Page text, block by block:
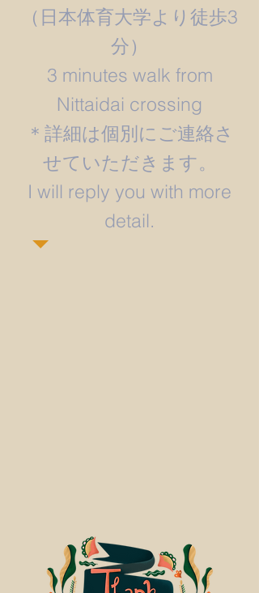
​（日本体育大学より徒歩3
分）
3 minutes walk from
Nittaidai crossing
＊詳細は個別にご連絡さ
せていただきます。
​I will reply you with more
detail.